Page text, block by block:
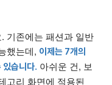
기존에는 패션과 일반
했는데, 이제는 7개의
있습니다. 아쉬운 건, 보
고리 화면에 적용된